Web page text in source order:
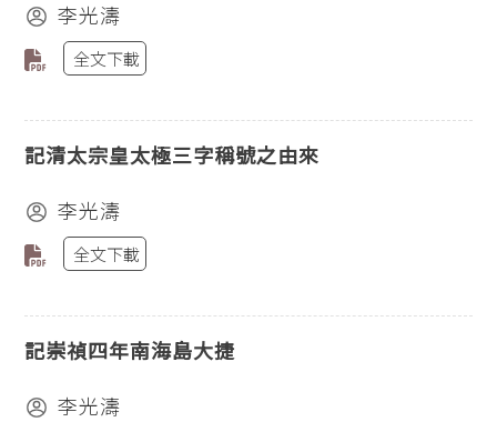
李光濤
全文下載
記清太宗皇太極三字稱號之由來
李光濤
全文下載
記崇禎四年南海島大捷
李光濤